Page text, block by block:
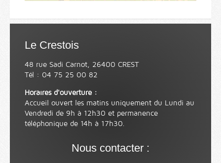
Le Crestois
48 rue Sadi Carnot, 26400 CREST
Tél : 04 75 25 00 82
Horaires d'ouverture :
Accueil ouvert les matins uniquement du Lundi au
Vendredi de 9h à 12h30 et permanence
téléphonique de 14h à 17h30.
Nous contacter :